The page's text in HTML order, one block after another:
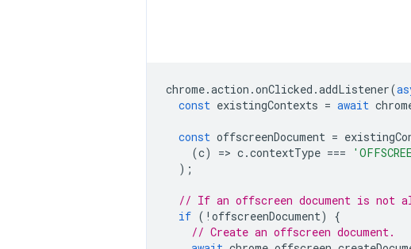
chrome.action .onClicked .addListener(
const existingContexts = await
const offscreenDocument =
(c) => c.contextType ===
);
// If an offscreen document is not
if ( ! offscreenDocument)
{
// Create an offscreen document.